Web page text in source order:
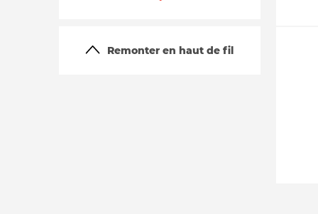
Remonter en haut de fil